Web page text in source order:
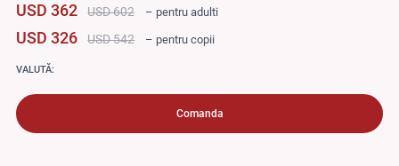
USD 362 USD 602 – pentru adulti
USD 326 USD 542 – pentru copii
VALUTĂ:
Comanda